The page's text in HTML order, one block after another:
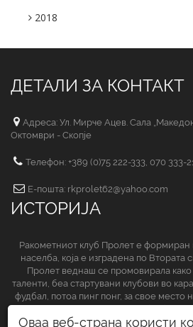
2018
ДЕТАЛИ ЗА КОНТАКТ
Адреса: Ул. Мирче Ацев. Сала
Октомври - Скопје
Телефон: +389 (0)75 222-333, 070 333-
Е-пошта: rkprolet62@yahoo.com
ИСТОРИЈА
Ракометниот клуб Пролет е формиран
населба, која е изградена по Втората
Пролет веднаш се промовирала како
таленти, беа стартувани клубови во
фудбал, потоа пинг понг, за свое место
Оваа веб-страна користи